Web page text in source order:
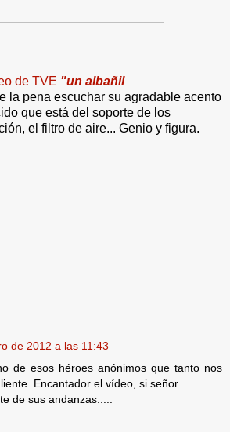
de TVE "un albañil
la pena escuchar su agradable acento
que está del soporte de los
el filtro de aire... Genio y figura.
de 2012 a las 11:43
de esos héroes anónimos que tanto nos
Encantador el vídeo, si señor.
de sus andanzas.....